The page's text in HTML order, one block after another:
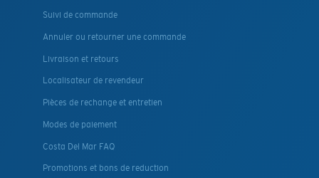
Suivi de commande
Annuler ou retourner une commande
Livraison et retours
Localisateur de revendeur
Pièces de rechange et entretien
Modes de paiement
Costa Del Mar FAQ
Promotions et bons de reduction